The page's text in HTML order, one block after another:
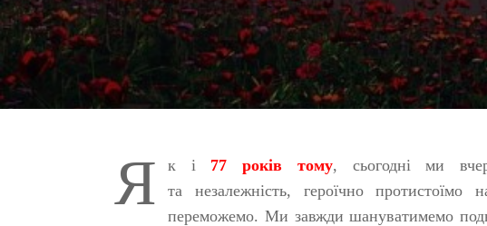
Я к і 77 років тому, сьогодні ми
та незалежність, героїчно протистоїмо
переможемо. Ми завжди шануватимемо